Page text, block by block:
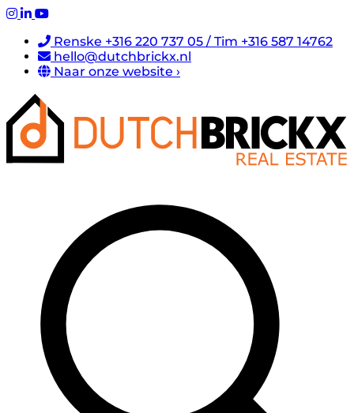
Renske +316 220 737 05 / Tim +316 587 14762
hello@dutchbrickx.nl
Naar onze website ›